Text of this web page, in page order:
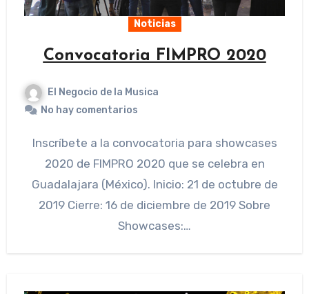
Noticias
Convocatoria FIMPRO 2020
El Negocio de la Musica
No hay comentarios
Inscríbete a la convocatoria para showcases
2020 de FIMPRO 2020 que se celebra en
Guadalajara (México). Inicio: 21 de octubre de
2019 Cierre: 16 de diciembre de 2019 Sobre
Showcases:…